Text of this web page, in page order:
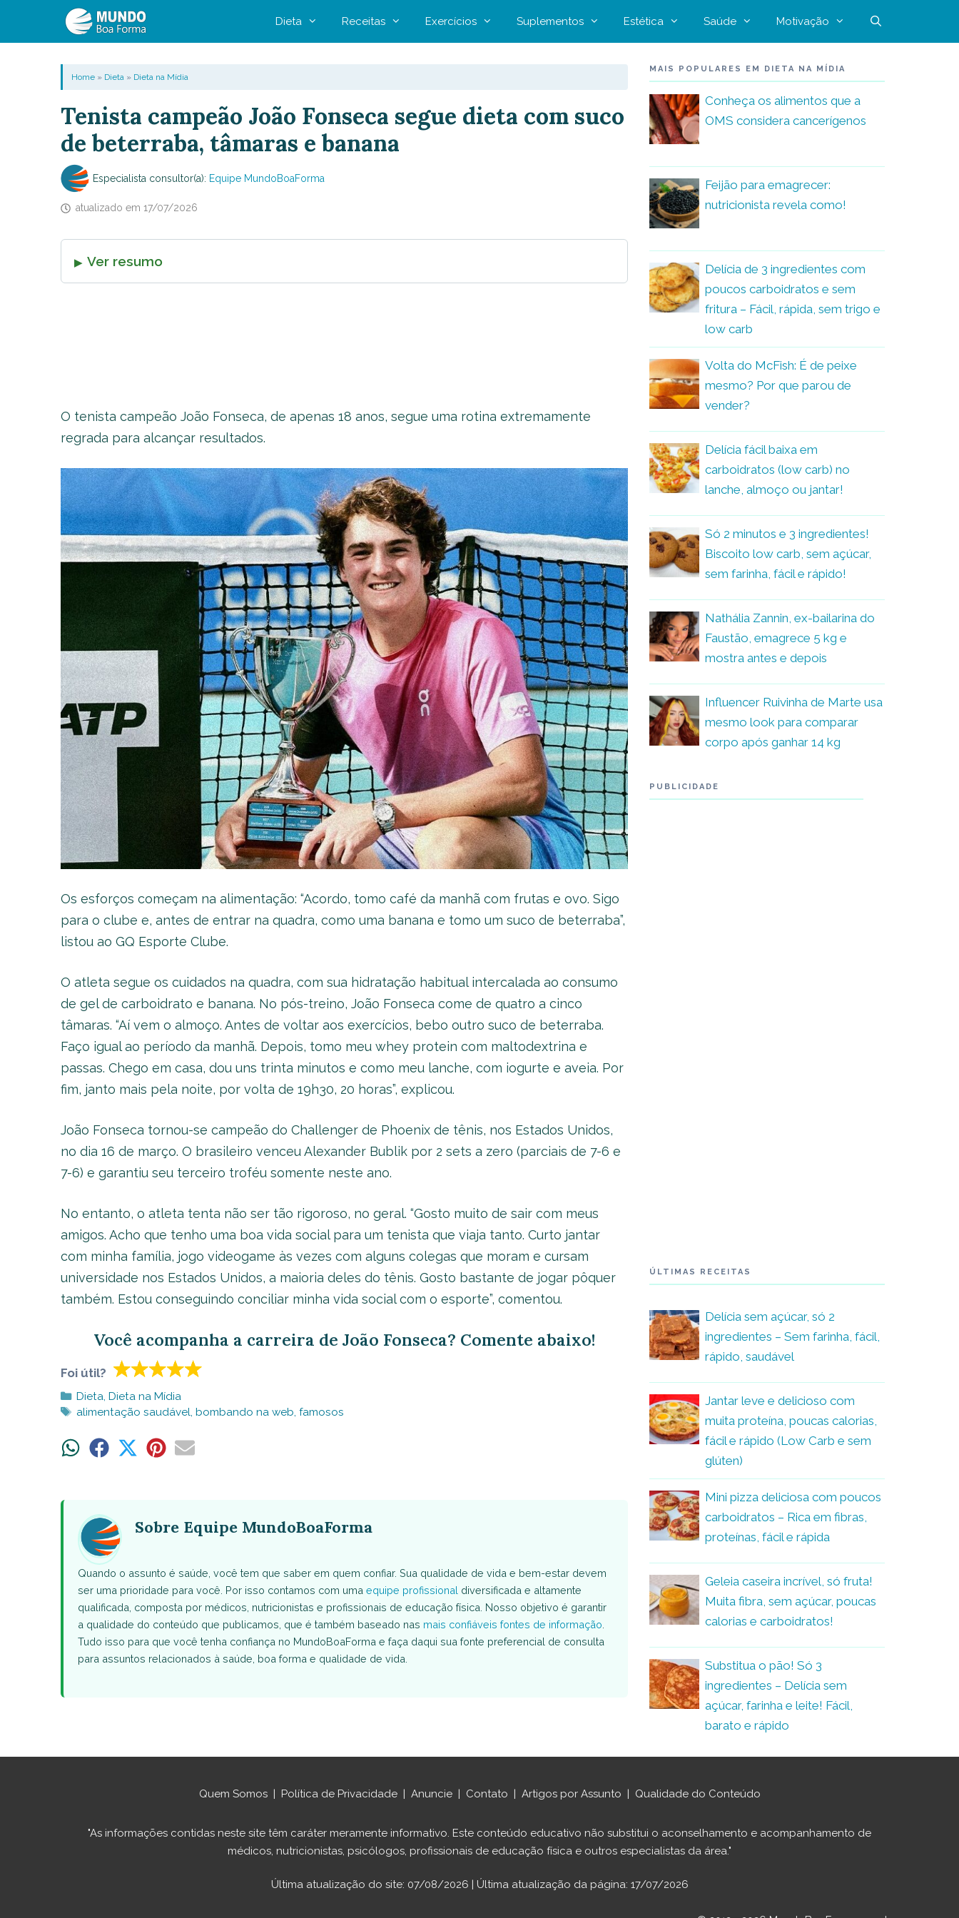
Dieta Receitas Exercícios Suplementos Estética Saúde Motivação
Home» Dieta» Dieta na Mídia
Tenista campeão João Fonseca segue dieta com suco
de beterraba, tâmaras e banana
Especialista consultor(a): Equipe MundoBoaForma
atualizado em 17/07/2026
Ver resumo
O tenista campeão João Fonseca, de apenas 18 anos, segue uma rotina extremamente
regrada para alcançar resultados.
Os esforços começam na alimentação: “Acordo, tomo café da manhã com frutas e ovo. Sigo
para o clube e, antes de entrar na quadra, como uma banana e tomo um suco de beterraba”,
listou ao GQ Esporte Clube.
O atleta segue os cuidados na quadra, com sua hidratação habitual intercalada ao consumo
de gel de carboidrato e banana. No pós-treino, João Fonseca come de quatro a cinco
tâmaras. “Aí vem o almoço. Antes de voltar aos exercícios, bebo outro suco de beterraba.
Faço igual ao período da manhã. Depois, tomo meu whey protein com maltodextrina e
passas. Chego em casa, dou uns trinta minutos e como meu lanche, com iogurte e aveia. Por
fim, janto mais pela noite, por volta de 19h30, 20 horas”, explicou.
João Fonseca tornou-se campeão do Challenger de Phoenix de tênis, nos Estados Unidos,
no dia 16 de março. O brasileiro venceu Alexander Bublik por 2 sets a zero (parciais de 7-6 e
7-6) e garantiu seu terceiro troféu somente neste ano.
No entanto, o atleta tenta não ser tão rigoroso, no geral. “Gosto muito de sair com meus
amigos. Acho que tenho uma boa vida social para um tenista que viaja tanto. Curto jantar
com minha família, jogo videogame às vezes com alguns colegas que moram e cursam
universidade nos Estados Unidos, a maioria deles do tênis. Gosto bastante de jogar pôquer
também. Estou conseguindo conciliar minha vida social com o esporte”, comentou.
Você acompanha a carreira de João Fonseca? Comente abaixo!
Foi útil?
Categorias
Dieta, Dieta na Mídia
Tags
alimentação saudável, bombando na web, famosos
ShareShare ShareShareShare
Sobre Equipe MundoBoaForma
Quando o assunto é saúde, você tem que saber em quem confiar. Sua qualidade de vida e bem-estar devem
ser uma prioridade para você. Por isso contamos com uma equipe profissional diversificada e altamente
qualificada, composta por médicos, nutricionistas e profissionais de educação física. Nosso objetivo é garantir
a qualidade do conteúdo que publicamos, que é também baseado nas mais confiáveis fontes de informação
Tudo isso para que você tenha confiança no MundoBoaForma e faça daqui sua fonte preferencial de consulta
para assuntos relacionados à saúde, boa forma e qualidade de vida.
MAIS POPULARES EM DIETA NA MÍDIA
Conheça os alimentos que a
OMS considera cancerígenos
Feijão para emagrecer:
nutricionista revela como!
Delícia de 3 ingredientes com
poucos carboidratos e sem
fritura – Fácil, rápida, sem trigo e
low carb
Volta do McFish: É de peixe
mesmo? Por que parou de
vender?
Delícia fácil baixa em
carboidratos (low carb) no
lanche, almoço ou jantar!
Só 2 minutos e 3 ingredientes!
Biscoito low carb, sem açúcar,
sem farinha, fácil e rápido!
Nathália Zannin, ex-bailarina do
Faustão, emagrece 5 kg e
mostra antes e depois
Influencer Ruivinha de Marte usa
mesmo look para comparar
corpo após ganhar 14 kg
PUBLICIDADE
ÚLTIMAS RECEITAS
Delícia sem açúcar, só 2
ingredientes – Sem farinha, fácil,
rápido, saudável
Jantar leve e delicioso com
muita proteína, poucas calorias,
fácil e rápido (Low Carb e sem
glúten)
Mini pizza deliciosa com poucos
carboidratos – Rica em fibras,
proteínas, fácil e rápida
Geleia caseira incrível, só fruta!
Muita fibra, sem açúcar, poucas
calorias e carboidratos!
Substitua o pão! Só 3
ingredientes – Delícia sem
açúcar, farinha e leite! Fácil,
barato e rápido
Quem Somos| Política de Privacidade| Anuncie| Contato | Artigos por Assunto | Qualidade do Conteúdo
"As informações contidas neste site têm caráter meramente informativo. Este conteúdo educativo não substitui o aconselhamento e acompanhamento de
médicos, nutricionistas, psicólogos, profissionais de educação física e outros especialistas da área."
Última atualização do site: 07/08/2026 | Última atualização da página: 17/07/2026